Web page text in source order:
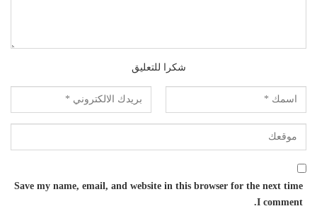
شكرا للتعليق
Save my name, email, and website in this browser for the next time
I comment.